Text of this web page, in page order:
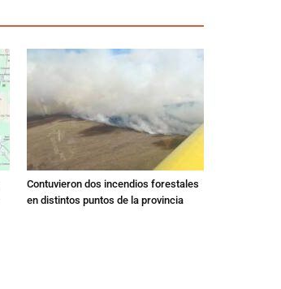
Contuvieron dos incendios forestales
en distintos puntos de la provincia